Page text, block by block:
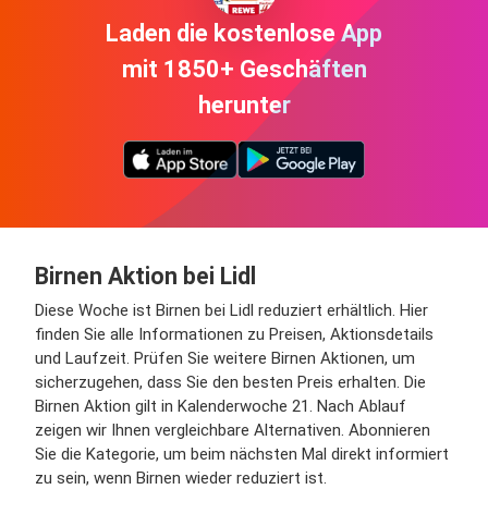
Laden die kostenlose App
mit 1850+ Geschäften
herunter
Birnen Aktion bei Lidl
Diese Woche ist Birnen bei Lidl reduziert erhältlich. Hier
finden Sie alle Informationen zu Preisen, Aktionsdetails
und Laufzeit. Prüfen Sie weitere Birnen Aktionen, um
sicherzugehen, dass Sie den besten Preis erhalten. Die
Birnen Aktion gilt in Kalenderwoche 21. Nach Ablauf
zeigen wir Ihnen vergleichbare Alternativen. Abonnieren
Sie die Kategorie, um beim nächsten Mal direkt informiert
zu sein, wenn Birnen wieder reduziert ist.